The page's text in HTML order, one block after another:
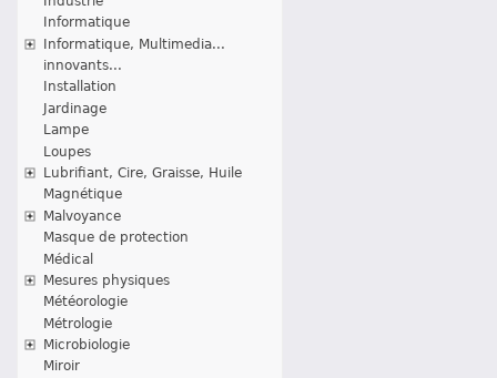
Informatique
Informatique, Multimedia...
innovants...
Installation
Jardinage
Lampe
Loupes
Lubrifiant, Cire, Graisse, Huile
Magnétique
Malvoyance
Masque de protection
Médical
Mesures physiques
Météorologie
Métrologie
Microbiologie
Miroir